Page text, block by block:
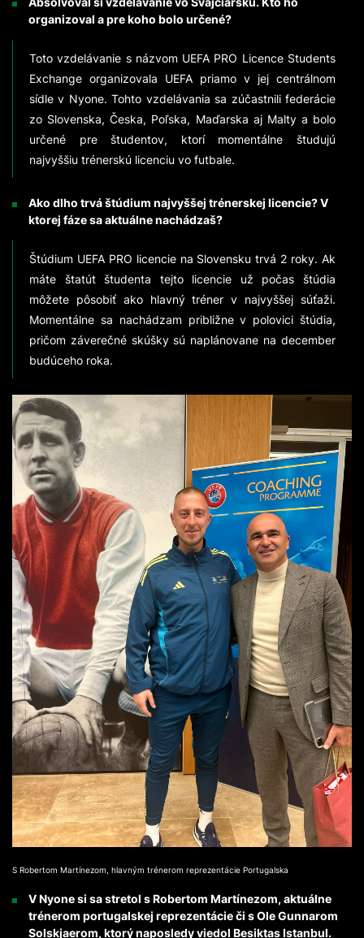
organizoval a pre koho bolo určené?
Toto vzdelávanie s názvom UEFA PRO Licence Students
Exchange organizovala UEFA priamo v jej centrálnom
sídle v Nyone. Tohto vzdelávania sa zúčastnili federácie
zo Slovenska, Česka, Poľska, Maďarska aj Malty a bolo
určené pre študentov, ktorí momentálne študujú
najvyššiu trénerskú licenciu vo futbale.
Ako dlho trvá štúdium najvyššej trénerskej licencie? V
ktorej fáze sa aktuálne nachádzaš?
Štúdium UEFA PRO licencie na Slovensku trvá 2 roky. Ak
máte štatút študenta tejto licencie už počas štúdia
môžete pôsobiť ako hlavný tréner v najvyššej súťaži.
Momentálne sa nachádzam približne v polovici štúdia,
pričom záverečné skúšky sú naplánovane na december
budúceho roka.
S Robertom Martínezom, hlavným trénerom reprezentácie Portugalska
V Nyone si sa stretol s Robertom Martínezom, aktuálne
trénerom portugalskej reprezentácie či s Ole Gunnarom
Solskjaerom, ktorý naposledy viedol Besiktas Istanbul.